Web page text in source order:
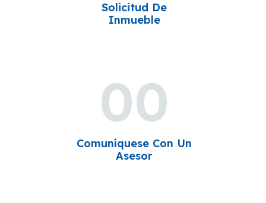
Solicitud De
Inmueble
00
Comuníquese Con Un
Asesor